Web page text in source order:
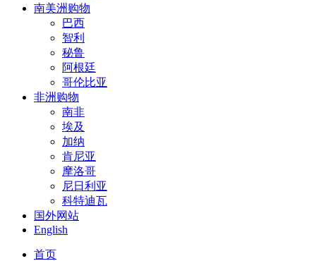
南美洲购物
巴西
智利
秘鲁
阿根廷
哥伦比亚
非洲购物
南非
埃及
加纳
肯尼亚
摩洛哥
尼日利亚
科特迪瓦
国外网站
English
首页